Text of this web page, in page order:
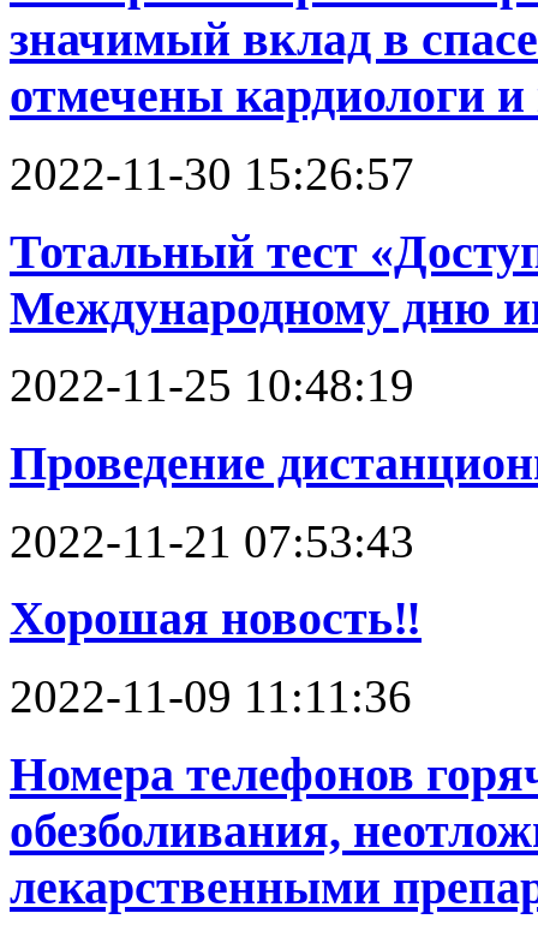
значимый вклад в
отмечены кардиологи
2022-11-30 15:26:57
Тотальный тест
Международному дню
2022-11-25 10:48:19
Проведение
2022-11-21 07:53:43
Хорошая новость‼️
2022-11-09 11:11:36
Номера телефонов
обезболивания,
лекарственными